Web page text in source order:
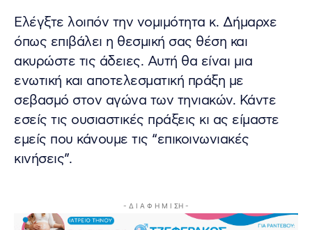
Ελέγξτε λοιπόν την νομιμότητα κ. Δήμαρχε
όπως επιβάλει η θεσμική σας θέση και
ακυρώστε τις άδειες. Αυτή θα είναι μια
ενωτική και αποτελεσματική πράξη με
σεβασμό στον αγώνα των τηνιακών. Κάντε
εσείς τις ουσιαστικές πράξεις κι ας είμαστε
εμείς που κάνουμε τις “επικοινωνιακές
κινήσεις”.
- Δ Ι Α Φ Η Μ Ι ΣΗ -